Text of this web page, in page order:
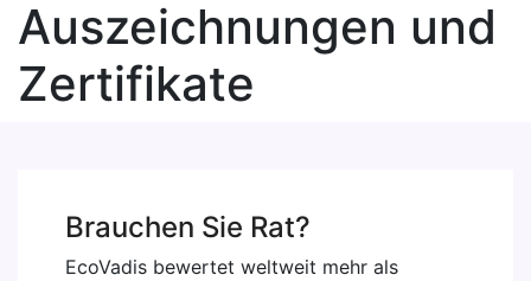
Auszeichnungen und
Zertifikate
Brauchen Sie Rat?
EcoVadis bewertet weltweit mehr als